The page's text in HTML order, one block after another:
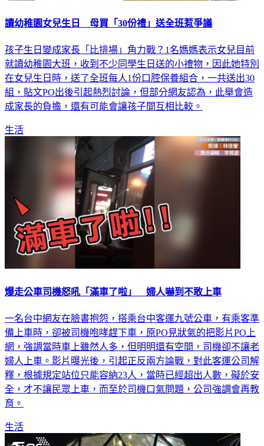
讀幼稚園女兒生日 母買「30份禮」送全班惹爭議
孩子生日變成家長「比排場」角力戰？1名媽媽表示女兒目前
就讀幼稚園大班，收到不少同學生日送的小禮物，因此她特別
在女兒生日時，送了全班每人1份口腔保養組合，一共送出30
組，貼文PO出後引起熱烈討論，但部分網友認為，此舉會造
成家長的負擔，還有可能會讓孩子間互相比較。
生活
爆走公車司機怒吼「滿車了啦」 婦人嚇到不敢上車
一名台中網友在臉書抱怨，搭乘台中客運九號公車，有乘客準
備上車時，卻被司機咆哮趕下車，原PO見狀氣的把影片PO上
網，強調當時車上雖然人多，但明明還有空間，司機卻不讓老
婦人上車。影片曝光後，引起正反兩方論戰，對此客運公司解
釋，根據規定站位只能容納23人，當時已經超出人數，礙於安
全，才不讓民眾上車，而至於司機口氣問題，公司強調會再教
育。
生活